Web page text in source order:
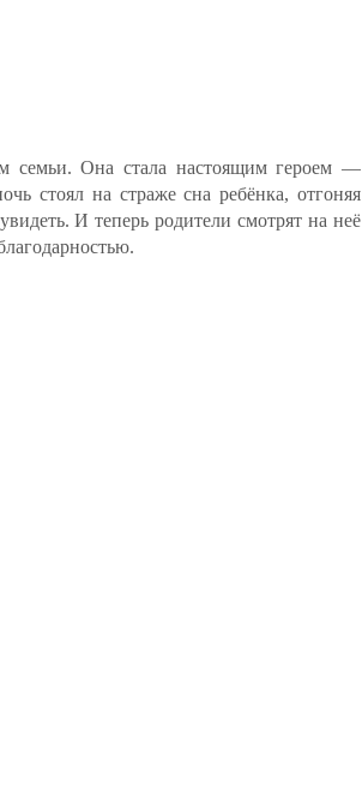
семьи. Она стала настоящим героем —
стоял на страже сна ребёнка, отгоняя
И теперь родители смотрят на неё